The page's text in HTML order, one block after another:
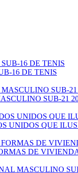
16 DE TENIS
SUB-21
QUE
DE